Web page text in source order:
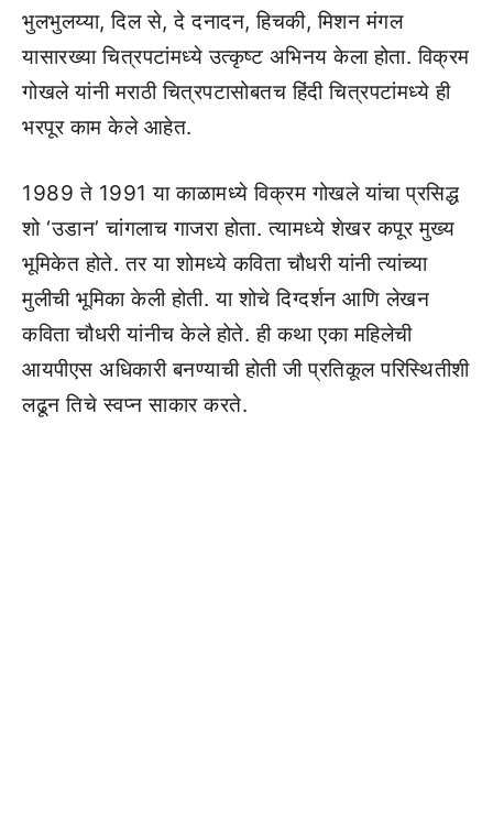
भुलभुलय्या, दिल से, दे दनादन, हिचकी, मिशन मंगल
यासारख्या चित्रपटांमध्ये उत्कृष्ट अभिनय केला होता. विक्रम
गोखले यांनी मराठी चित्रपटासोबतच हिंदी चित्रपटांमध्ये ही
भरपूर काम केले आहेत.
1989 ते 1991 या काळामध्ये विक्रम गोखले यांचा प्रसिद्ध
शो ‘उडान’ चांगलाच गाजरा होता. त्यामध्ये शेखर कपूर मुख्य
भूमिकेत होते. तर या शोमध्ये कविता चौधरी यांनी त्यांच्या
मुलीची भूमिका केली होती. या शोचे दिग्दर्शन आणि लेखन
कविता चौधरी यांनीच केले होते. ही कथा एका महिलेची
आयपीएस अधिकारी बनण्याची होती जी प्रतिकूल परिस्थितीशी
लढून तिचे स्वप्न साकार करते.